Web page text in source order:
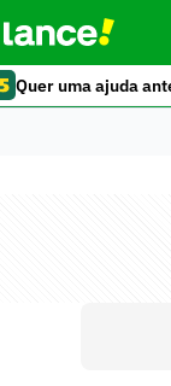
Quer uma ajuda